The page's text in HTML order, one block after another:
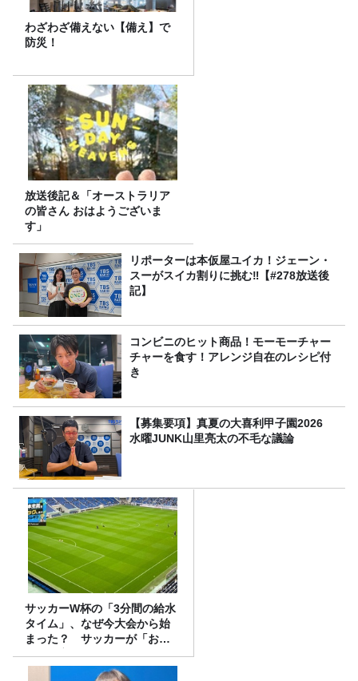
わざわざ備えない【備え】で
防災！
放送後記＆「オーストラリア
の皆さん おはようございま
す」
リポーターは本仮屋ユイカ！ジェーン・
スーがスイカ割りに挑む‼【#278放送後
記】
コンビニのヒット商品！モーモーチャー
チャーを食す！アレンジ自在のレシピ付
き
【募集要項】真夏の大喜利甲子園2026
水曜JUNK山里亮太の不毛な議論
サッカーW杯の「3分間の給水
タイム」、なぜ今大会から始
まった？ サッカーが「お
金」に変わる仕組み